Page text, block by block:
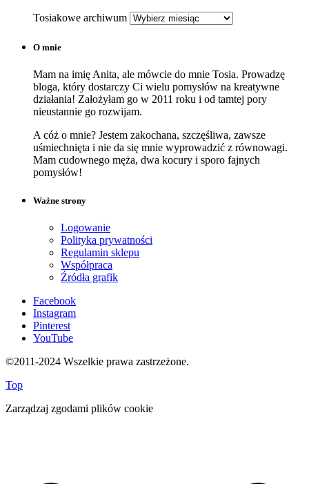
Tosiakowe archiwum
O mnie
Mam na imię Anita, ale mówcie do mnie Tosia. Prowadzę
bloga, który dostarczy Ci wielu pomysłów na kreatywne
działania! Założyłam go w 2011 roku i od tamtej pory
nieustannie go rozwijam.
A cóż o mnie? Jestem zakochana, szczęśliwa, zawsze
uśmiechnięta i nie da się mnie wyprowadzić z równowagi.
Mam cudownego męża, dwa kocury i sporo fajnych
pomysłów!
Ważne strony
Logowanie
Polityka prywatności
Regulamin sklepu
Współpraca
Źródła grafik
Facebook
Instagram
Pinterest
YouTube
©2011-2024 Wszelkie prawa zastrzeżone.
Top
Zarządzaj zgodami plików cookie